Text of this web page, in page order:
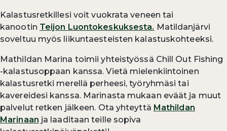
Kalastusretkillesi voit vuokrata veneen tai
kanootin Teijon Luontokeskuksesta. Matildanjärvi
soveltuu myös liikuntaesteisten kalastuskohteeksi.
Mathildan Marina toimii yhteistyössä Chill Out Fishing
-kalastusoppaan kanssa. Vietä mielenkiintoinen
kalastusretki merellä perheesi, työryhmäsi tai
kavereidesi kanssa. Marinasta mukaan eväät ja muut
palvelut retken jälkeen. Ota yhteyttä Mathildan
Marinaan ja laaditaan teille sopiva